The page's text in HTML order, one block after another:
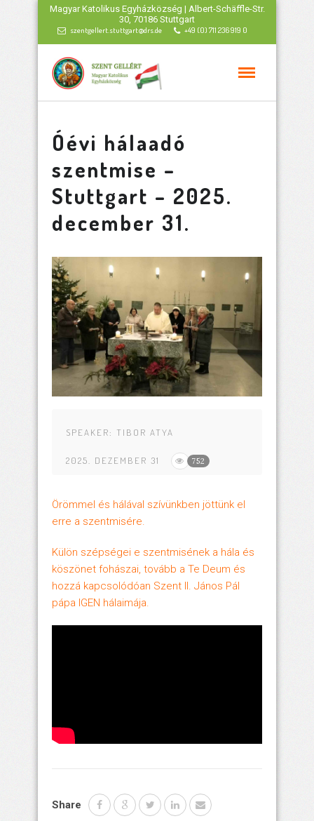
Magyar Katolikus Egyházközség | Albert-Schäffle-Str.
30, 70186 Stuttgart
szentgellert.stuttgart@drs.de +49 (0) 711 236 919 0
Óévi hálaadó
szentmise –
Stuttgart – 2025.
december 31.
SPEAKER: TIBOR ATYA
2025. DEZEMBER 31 752
Örömmel és hálával szívünkben jöttünk el
erre a szentmisére.
Külön szépségei e szentmisének a hála és
köszönet fohászai, tovább a Te Deum és
hozzá kapcsolódóan Szent II. János Pál
pápa IGEN hálaimája.
Share